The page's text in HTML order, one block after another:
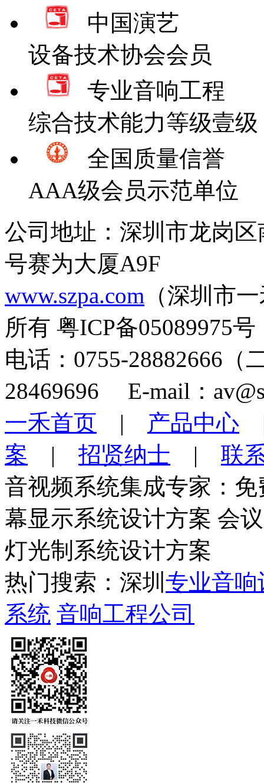
中国演艺
设备技术协会会员
专业音响工程
综合技术能力等级壹级
全国质量信誉
AAA级会员示范单位
公司地址：深圳市龙岗
号赛为大厦A9F
www.szpa.com （深圳市
所有 粤ICP备05089975号
电话：0755-28882666
28469696 E-mail：
一禾首页 | 产品中心
案 | 招贤纳士 | 联
音视频系统集成专家：
幕显示系统设计方案 会
灯光制系统设计方案
热门搜索：深圳 专业音响
系统 音响工程公司